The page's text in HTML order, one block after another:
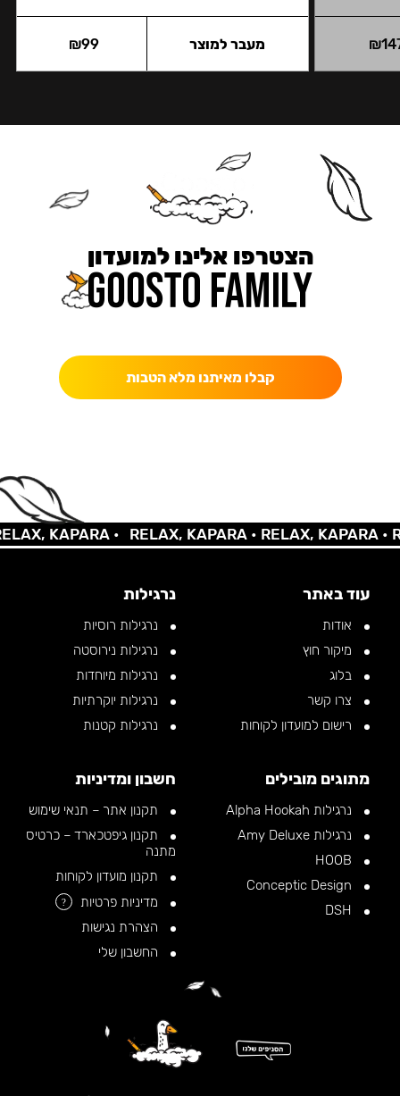
₪
₪99 מעבר למוצר
הצטרפו אלינו למועדון
קבלו מאיתנו מלא הטבות
KAPARA • RELAX, KAPARA •RELAX, KAPARA •
עוד באתר
אודות
מיקור חוץ
בלוג
צרו קשר
רישום למועדון לקוחות
נרגילות
נרגילות רוסיות
נרגילות נירוסטה
נרגילות מיוחדות
נרגילות יוקרתיות
נרגילות קטנות
מתוגים מובילים
נרגילות Alpha Hookah
נרגילות Amy Deluxe
חשבון ומדיניות
תקנון אתר – תנאי שימוש
תקנון גיפטכארד – כרטיס
מתנה
תקנון מועדון לקוחות
מדיניות פרטיות
?
הצהרת נגישות
החשבון שלי